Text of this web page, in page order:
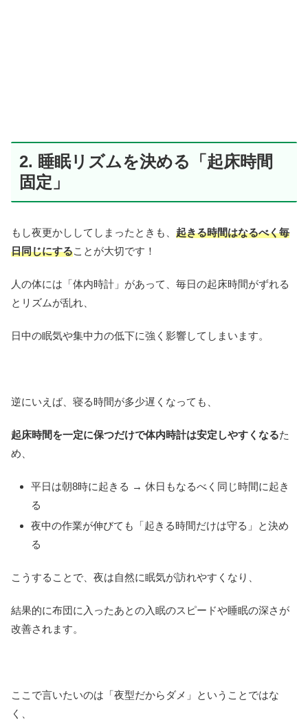
2. 睡眠リズムを決める「起床時間
固定」
もし夜更かししてしまったときも、 起きる時間はなるべく毎
日同じにすることが大切です！
人の体には「体内時計」があって、毎日の起床時間がずれる
とリズムが乱れ、
日中の眠気や集中力の低下に強く影響してしまいます。
逆にいえば、寝る時間が多少遅くなっても、
起床時間を一定に保つだけで体内時計は安定しやすくなるた
め、
平日は朝8時に起きる → 休日もなるべく同じ時間に起き
る
夜中の作業が伸びても「起きる時間だけは守る」と決め
る
こうすることで、夜は自然に眠気が訪れやすくなり、
結果的に布団に入ったあとの入眠のスピードや睡眠の深さが
改善されます。
ここで言いたいのは「夜型だからダメ」ということではな
く、